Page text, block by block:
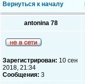
Вернуться к началу
antonina 78
Зарегистрирован: 10 сен
2018, 21:34
Сообщения: 3